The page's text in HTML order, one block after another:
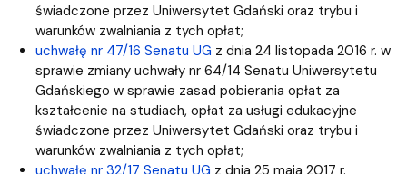
świadczone przez Uniwersytet Gdański oraz trybu i
warunków zwalniania z tych opłat;
uchwałę nr 47/16 Senatu UG z dnia 24 listopada 2016 r. w
sprawie zmiany uchwały nr 64/14 Senatu Uniwersytetu
Gdańskiego w sprawie zasad pobierania opłat za
kształcenie na studiach, opłat za usługi edukacyjne
świadczone przez Uniwersytet Gdański oraz trybu i
warunków zwalniania z tych opłat;
uchwałę nr 32/17 Senatu UG z dnia 25 maja 2017 r.